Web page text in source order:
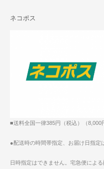
ネコポス
■送料全国一律385円（税込）（8,000
●配送時の時間帯指定、お届け日指定
日時指定はできません。宅急便によ